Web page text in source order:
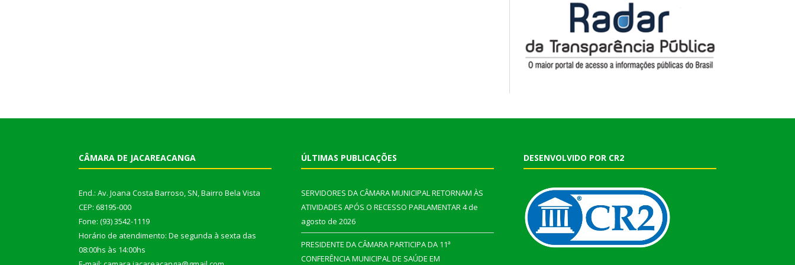
CÂMARA DE JACAREACANGA
End.: Av. Joana Costa Barroso, SN, Bairro Bela Vista
CEP: 68195-000
Fone: (93) 3542-1119
Horário de atendimento: De segunda à sexta das
08:00hs às 14:00hs
ÚLTIMAS PUBLICAÇÕES
SERVIDORES DA CÂMARA MUNICIPAL RETORNAM ÀS
ATIVIDADES APÓS O RECESSO PARLAMENTAR4 de
agosto de 2026
PRESIDENTE DA CÂMARA PARTICIPA DA 11ª
CONFERÊNCIA MUNICIPAL DE SAÚDE EM
DESENVOLVIDO POR CR2